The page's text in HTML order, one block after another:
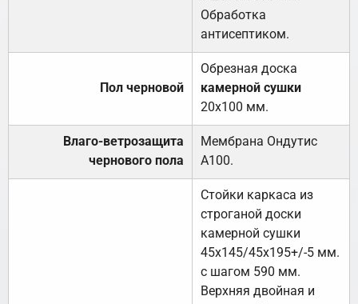
Обработка
антисептиком.
Пол черновой
Обрезная доска
камерной сушки
20х100 мм.
Влаго-ветрозащита
чернового пола
Мембрана Ондутис
А100.
Стойки каркаса из
строганой доски
камерной сушки
45х145/45х195+/-5 мм.
с шагом 590 мм.
Верхняя двойная и